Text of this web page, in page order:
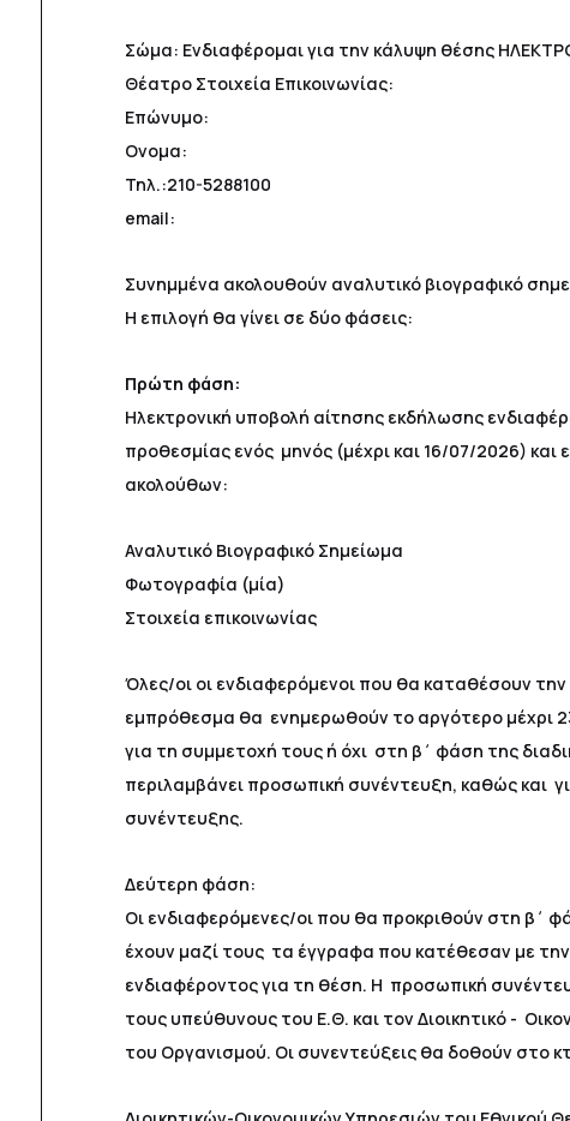
Σώμα: Ενδιαφέρομαι για την κάλυψη θέσης
Θέατρο Στοιχεία Επικοινωνίας:
Επώνυμο:
Ονομα:
Τηλ.:210-5288100
email:
Συνημμένα ακολουθούν αναλυτικό βιογραφικό
Η επιλογή θα γίνει σε δύο φάσεις:
Πρώτη φάση:
Ηλεκτρονική υποβολή αίτησης εκδήλωσης
προθεσμίας ενός μηνός (μέχρι και 16/07/2026) και
ακολούθων:
Αναλυτικό Βιογραφικό Σημείωμα
Φωτογραφία (μία)
Στοιχεία επικοινωνίας
Όλες/οι οι ενδιαφερόμενοι που θα καταθέσουν
εμπρόθεσμα θα ενημερωθούν το αργότερο μέχρι
για τη συμμετοχή τους ή όχι στη β΄ φάση της
περιλαμβάνει προσωπική συνέντευξη, καθώς και
συνέντευξης.
Δεύτερη φάση:
Οι ενδιαφερόμενες/οι που θα προκριθούν στη β΄
έχουν μαζί τους τα έγγραφα που κατέθεσαν με
ενδιαφέροντος για τη θέση. Η προσωπική
τους υπεύθυνους του Ε.Θ. και τον Διοικητικό -
του Οργανισμού. Οι συνεντεύξεις θα δοθούν στο